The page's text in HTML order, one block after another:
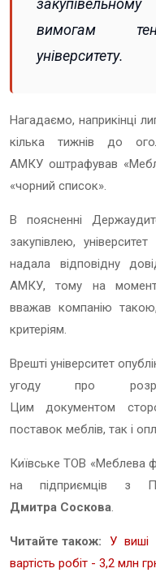
вимогам
університету.
Нагадаємо, наприкінці
кілька тижнів до
АМКУ оштрафував
«чорний список».
В поясненні
закупівлею,
надала відповідну
АМКУ, тому на момент
вважав компанію
критеріям.
Врешті університет
угоду про
Цим документом
поставок меблів, так і
Київське ТОВ «Меблева
на підприємців з
Дмитра Соскова.
Читайте також:
У виші
вартість робіт - 3,2 млн